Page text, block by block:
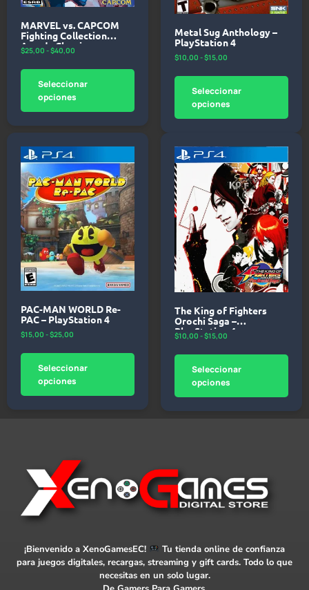
MARVEL vs. CAPCOM
Fighting Collection
Arcade Classics –
PlayStation 4
$25,00 -$40,00
Seleccionar
opciones
Metal Sug Anthology –
PlayStation 4
$10,00 -$15,00
Seleccionar
opciones
PAC-MAN WORLD Re-
PAC – PlayStation 4
$15,00 -$25,00
Seleccionar
opciones
The King of Fighters
Orochi Saga –
PlayStation 4
$10,00 -$15,00
Seleccionar
opciones
¡Bienvenido a XenoGamesEC!
Tu tienda online de confianza
para juegos digitales, recargas, streaming y gift cards. Todo lo que
necesitas en un solo lugar.